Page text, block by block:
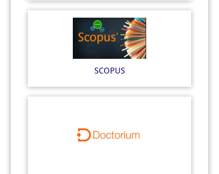
SCOPUS